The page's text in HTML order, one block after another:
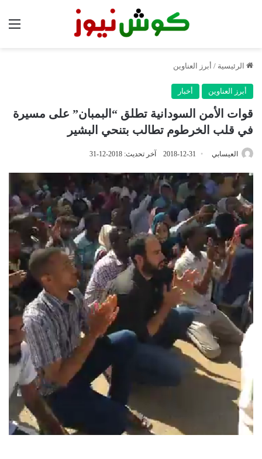
الرئيسية / أبرز العناوين
أبرز العناوين أخبار
قوات الأمن السودانية تطلق “البمبان” على مسيرة
في قلب الخرطوم تطالب بتنحي البشير
العيسابي 2018-12-31 آخر تحديث: 2018-12-31